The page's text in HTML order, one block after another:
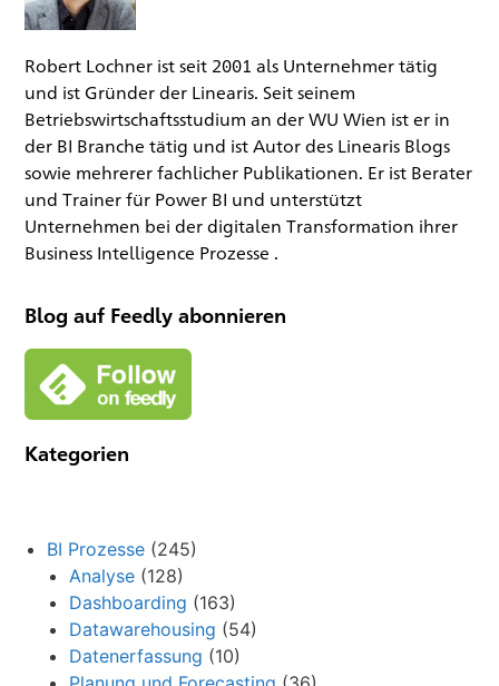
Robert Lochner ist seit 2001 als Unternehmer tätig
und ist Gründer der Linearis. Seit seinem
Betriebswirtschaftsstudium an der WU Wien ist er in
der BI Branche tätig und ist Autor des Linearis Blogs
sowie mehrerer fachlicher Publikationen. Er ist Berater
und Trainer für Power BI und unterstützt
Unternehmen bei der digitalen Transformation ihrer
Business Intelligence Prozesse .
Blog auf Feedly abonnieren
Kategorien
BI Prozesse (245)
Analyse (128)
Dashboarding (163)
Datawarehousing (54)
Datenerfassung (10)